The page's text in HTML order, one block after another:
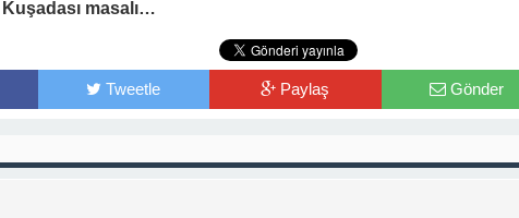
masalı…
Tweetle Paylaş Gönder